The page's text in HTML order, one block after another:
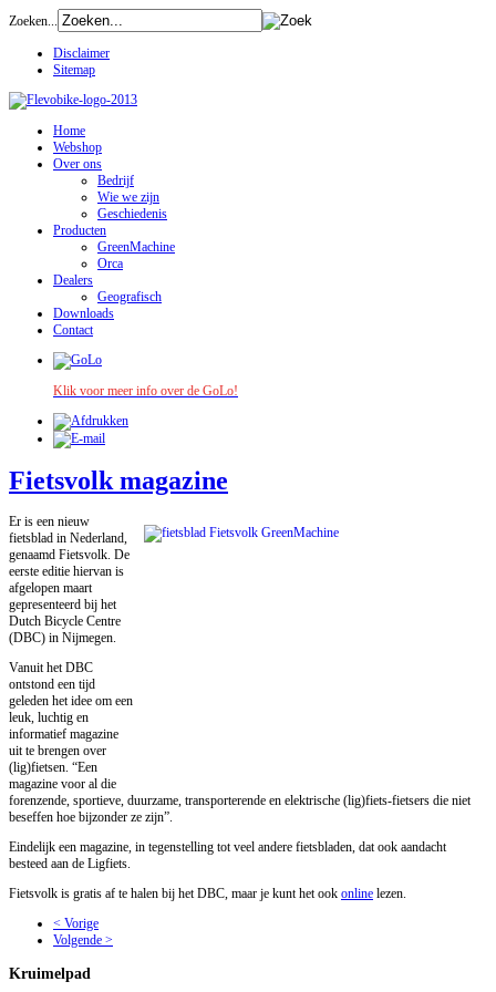
Zoeken...
Disclaimer
Sitemap
Home
Webshop
Over ons
Bedrijf
Wie we zijn
Geschiedenis
Producten
GreenMachine
Orca
Dealers
Geografisch
Downloads
Contact
Klik voor meer info over de GoLo!
Fietsvolk magazine
Er is een nieuw
fietsblad in Nederland,
genaamd Fietsvolk. De
eerste editie hiervan is
afgelopen maart
gepresenteerd bij het
Dutch Bicycle Centre
(DBC) in Nijmegen.
Vanuit het DBC
ontstond een tijd
geleden het idee om een
leuk, luchtig en
informatief magazine
uit te brengen over
(lig)fietsen. “Een
magazine voor al die
forenzende, sportieve, duurzame, transporterende en elektrische (lig)fiets-fietsers die niet
beseffen hoe bijzonder ze zijn”.
Eindelijk een magazine, in tegenstelling tot veel andere fietsbladen, dat ook aandacht
besteed aan de Ligfiets.
Fietsvolk is gratis af te halen bij het DBC, maar je kunt het ook online lezen.
< Vorige
Volgende >
Kruimelpad